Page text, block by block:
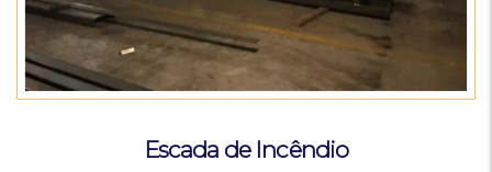
Escada de Incêndio